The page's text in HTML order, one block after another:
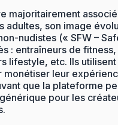
majoritairement
adultes, son image
nudistes (« SFW –
: entraîneurs de
lifestyle, etc. Ils
monétiser leur
que la plateforme
pour les